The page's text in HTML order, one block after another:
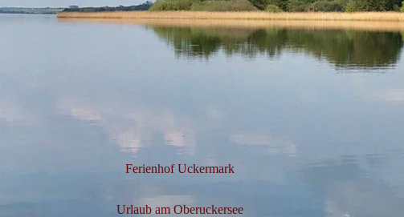
Ferienhof Uckermark
Urlaub am Oberuckersee